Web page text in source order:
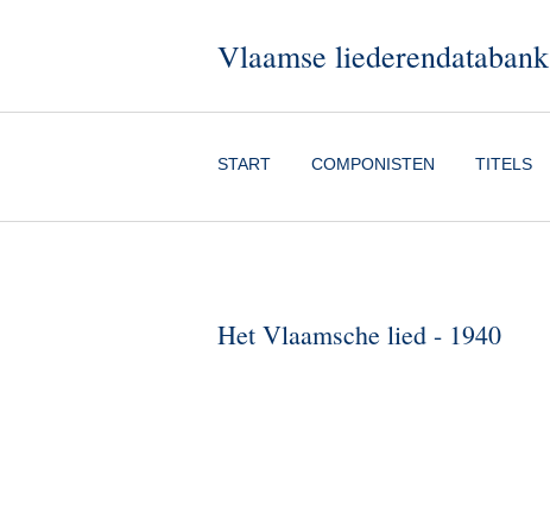
Vlaamse liederendatabank
START COMPONISTEN TITELS
Het Vlaamsche lied - 1940